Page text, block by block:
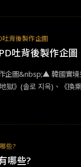
竊食物。一晚，清太
，也餓死在路旁。還
》&nbsp;不是所有的
蹶不振，變得自暴自
然克拉克努力改變威
韓國有許多真實社會
，終究還是必須面對
嗎？
吐背後製作企圖
吐背後製作企圖
企圖&nbsp;▲ 韓國實
獄》(솔로 지옥)、《換
論。
些?
哪些?